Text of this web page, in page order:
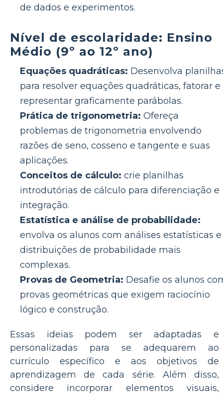
de dados e experimentos.
Nível de escolaridade: Ensino
Médio (9º ao 12º ano)
Equações quadráticas: Desenvolva
para resolver equações quadráticas, fatorar e
representar graficamente parábolas.
Prática de trigonometria: Ofereça
problemas de trigonometria envolvendo
razões de seno, cosseno e tangente e suas
aplicações.
Conceitos de cálculo: crie planilhas
introdutórias de cálculo para diferenciação e
integração.
Estatística e análise de probabilidade:
envolva os alunos com análises estatísticas e
distribuições de probabilidade mais
complexas.
Provas de Geometria: Desafie os alunos
provas geométricas que exigem raciocínio
lógico e construção.
Essas ideias podem ser adaptadas e
personalizadas para se adequarem ao
currículo específico e aos objetivos de
aprendizagem de cada série. Além disso,
considere incorporar elementos visuais,